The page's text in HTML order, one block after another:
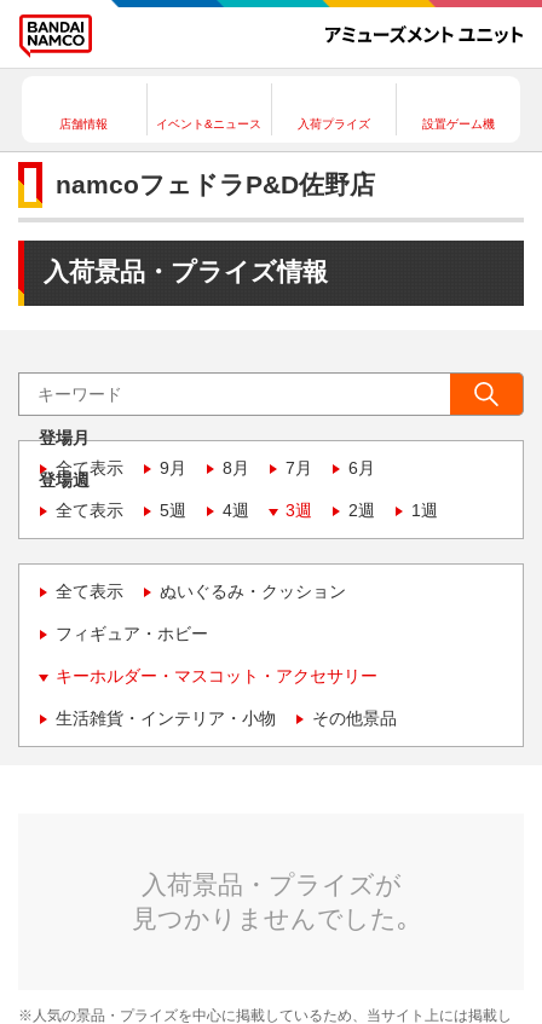
店舗情報 イベント&ニュース 入荷プライズ 設置ゲーム機
namcoフェドラP&D佐野店
入荷景品・プライズ情報
登場月
全て表示
9月 8月 7月 6月
登場週
全て表示
5週 4週 3週 2週 1週
全て表示 ぬいぐるみ・クッション
フィギュア・ホビー
キーホルダー・マスコット・アクセサリー
生活雑貨・インテリア・小物 その他景品